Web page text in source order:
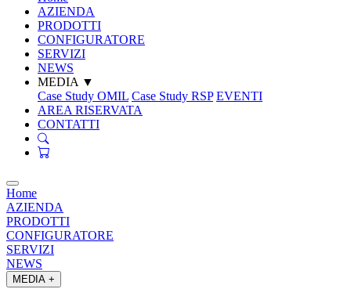
AZIENDA
PRODOTTI
CONFIGURATORE
SERVIZI
NEWS
MEDIA ▼
Case Study OMIL Case Study RSP EVENTI
AREA RISERVATA
CONTATTI
Home
AZIENDA
PRODOTTI
CONFIGURATORE
SERVIZI
NEWS
MEDIA +